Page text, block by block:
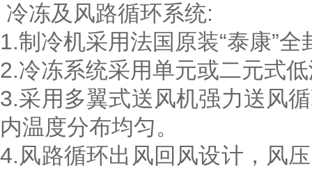
冷冻及风路循环系统:
1.制冷机采用法国原装“泰康”
2.冷冻系统采用单元或二元式
3.采用多翼式送风机强力送风
内温度分布均匀。
4.风路循环出风回风设计，风